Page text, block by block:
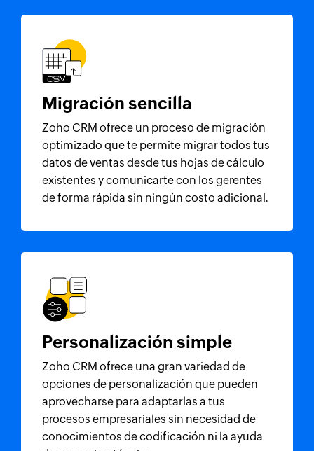
Migración sencilla
Zoho CRM ofrece un proceso de migración
optimizado que te permite migrar todos tus
datos de ventas desde tus hojas de cálculo
existentes y comunicarte con los gerentes
de forma rápida sin ningún costo adicional.
Personalización simple
Zoho CRM ofrece una gran variedad de
opciones de personalización que pueden
aprovecharse para adaptarlas a tus
procesos empresariales sin necesidad de
conocimientos de codificación ni la ayuda